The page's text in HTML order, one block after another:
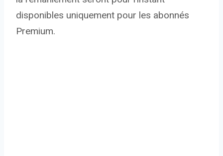
disponibles uniquement pour les abonnés
Premium.